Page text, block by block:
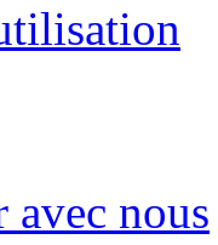
avec nous